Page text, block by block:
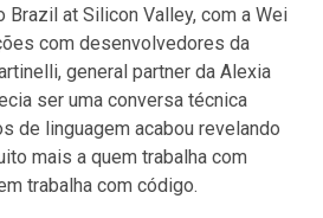
Brazil at Silicon Valley, com a Wei
com desenvolvedores da
general partner da Alexia
ser uma conversa técnica
de linguagem acabou revelando
mais a quem trabalha com
trabalha com código.